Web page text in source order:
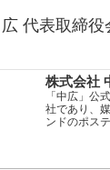
代表取締役
株式会社
「中広」公
社であり、
ンドのポス